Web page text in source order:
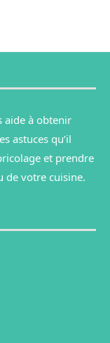
aide à obtenir
astuces qu’il
et prendre
de votre cuisine.